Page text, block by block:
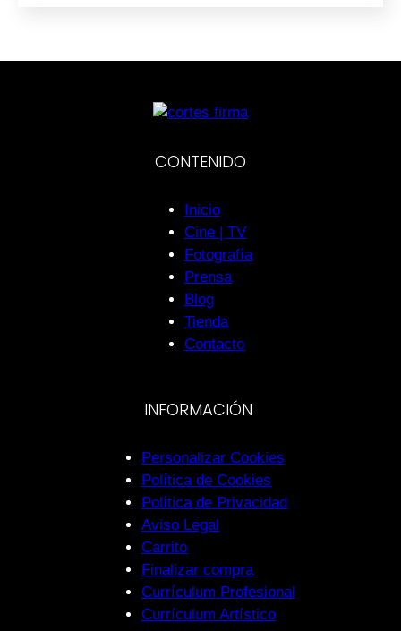
CONTENIDO
Inicio
Cine | TV
Fotografía
Prensa
Blog
Tienda
Contacto
INFORMACIÓN
Personalizar Cookies
Política de Cookies
Política de Privacidad
Aviso Legal
Carrito
Finalizar compra
Currículum Profesional
Currículum Artístico